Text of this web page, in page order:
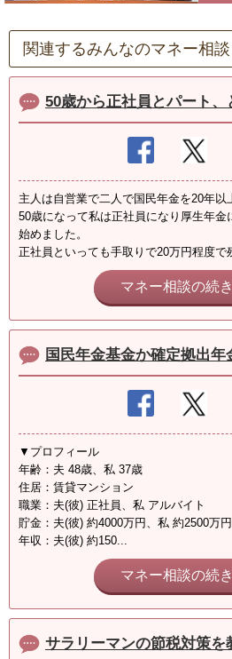
関連するみんなのマネー相談
50歳から正社員とパート、
主人は自営業で二人で国民年金を20年
50歳になって私は正社員になり厚生年金
始めました。
正社員といっても手取りで20万円程度で
マネー相談の続
国民年金基金か確定拠出年
▼プロフィール
年齢：夫 48歳、私 37歳
住居：賃貸マンション
職業：夫(彼) 正社員、私 アルバイト
貯金：夫(彼) 約4000万円、私 約2500万円
年収：夫(彼) 約150...
マネー相談の続
サラリーマンの節税対策を